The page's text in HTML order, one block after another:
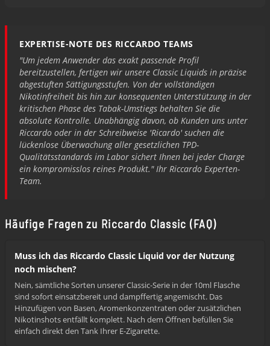
EXPERTISE-NOTE DES RICCARDO TEAMS
"Um jedem Anwender das exakt passende Profil
bereitzustellen, fertigen wir unsere Classic Liquids in präzise
abgestuften Sättigungsstufen. Von der vollständigen
Nikotinfreiheit bis hin zur konsequenten Unterstützung in der
kritischen Phase des Tabak-Umstiegs behalten Sie die
absolute Kontrolle. Unabhängig davon, ob Kunden uns unter
Riccardo oder in der Schreibweise 'Ricardo' suchen die
lückenlose Überwachung aller gesetzlichen TPD-
Qualitätsstandards im Labor sichert Ihnen bei jeder Charge
ein kompromisslos reines Produkt." Ihr Riccardo Experten-
Team.
Häufige Fragen zu Riccardo Classic (FAQ)
Muss ich das Riccardo Classic Liquid vor der Nutzung
noch mischen?
Nein, sämtliche Sorten unserer Classic-Serie in der 10ml Flasche
sind sofort einsatzbereit und dampffertig angemischt. Das
Hinzufügen von Basen, Aromenkonzentraten oder zusätzlichen
Nikotinshots entfällt komplett. Nach dem Öffnen befüllen Sie
einfach direkt den Tank Ihrer E-Zigarette.